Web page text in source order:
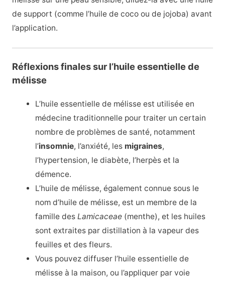
de support (comme l’huile de coco ou de jojoba) avant
l’application.
Réflexions finales sur l’huile essentielle de
mélisse
L’huile essentielle de mélisse est utilisée en
médecine traditionnelle pour traiter un certain
nombre de problèmes de santé, notamment
l’insomnie, l’anxiété, les migraines,
l’hypertension, le diabète, l’herpès et la
démence.
L’huile de mélisse, également connue sous le
nom d’huile de mélisse, est un membre de la
famille desLamicaceae (menthe), et les huiles
sont extraites par distillation à la vapeur des
feuilles et des fleurs.
Vous pouvez diffuser l’huile essentielle de
mélisse à la maison, ou l’appliquer par voie